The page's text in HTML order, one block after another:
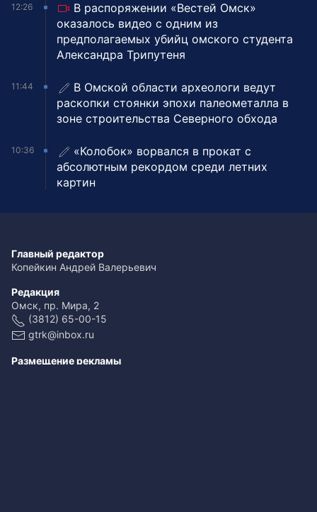
12:26
В распоряжении «Вестей Омск»
оказалось видео с одним из
предполагаемых убийц омского студента
Александра Трипутеня
11:44
В Омской области археологи ведут
раскопки стоянки эпохи палеометалла в
зоне строительства Северного обхода
10:36
«Колобок» ворвался в прокат с
абсолютным рекордом среди летних
картин
Главный редактор
Копейкин Андрей Валерьевич
Редакция
Омск, пр. Мира, 2
(3812) 65-00-15
gtrk@inbox.ru
Размещение рекламы